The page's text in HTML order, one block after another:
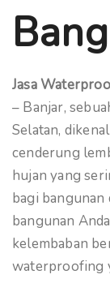
Jasa
– Banjar,
Selatan,
cenderung
hujan yang
bagi
bangunan
kelembaban
waterproofing